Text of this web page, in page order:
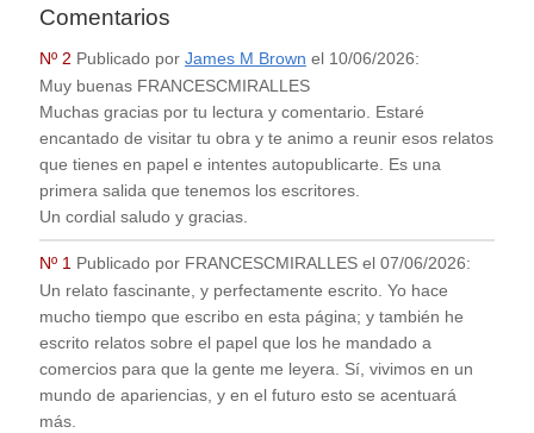
Comentarios
Nº 2 Publicado por James M Brown el 10/06/2026:
Muy buenas FRANCESCMIRALLES
Muchas gracias por tu lectura y comentario. Estaré
encantado de visitar tu obra y te animo a reunir esos relatos
que tienes en papel e intentes autopublicarte. Es una
primera salida que tenemos los escritores.
Un cordial saludo y gracias.
Nº 1 Publicado por FRANCESCMIRALLESel 07/06/2026:
Un relato fascinante, y perfectamente escrito. Yo hace
mucho tiempo que escribo en esta página; y también he
escrito relatos sobre el papel que los he mandado a
comercios para que la gente me leyera. Sí, vivimos en un
mundo de apariencias, y en el futuro esto se acentuará
más.